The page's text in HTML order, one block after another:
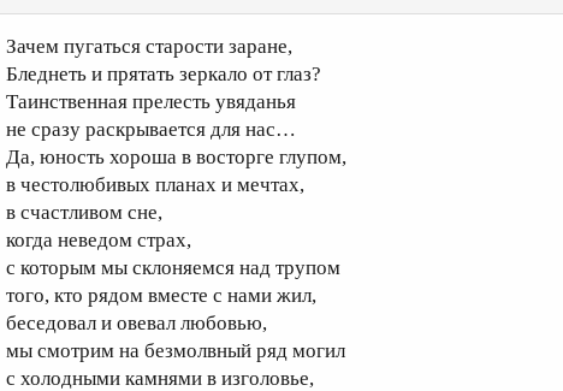
Зачем пугаться старости заране,
Бледнеть и прятать зеркало от глаз?
Таинственная прелесть увяданья
не сразу раскрывается для нас…
Да, юность хороша в восторге глупом,
в честолюбивых планах и мечтах,
в счастливом сне,
когда неведом страх,
с которым мы склоняемся над трупом
того, кто рядом вместе с нами жил,
беседовал и овевал любовью,
мы смотрим на безмолвный ряд могил
с холодными камнями в изголовье,